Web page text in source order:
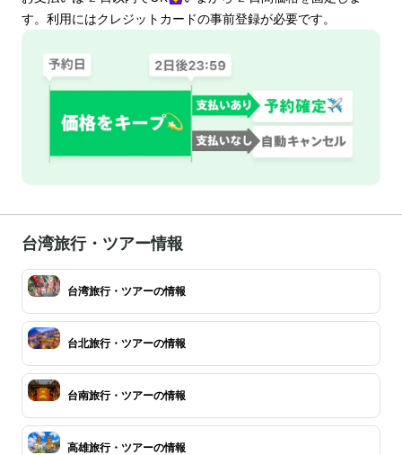
す。利用にはクレジットカードの事前登録が必要です。
台湾旅行・ツアー情報
台湾旅行・ツアーの情報
台北旅行・ツアーの情報
台南旅行・ツアーの情報
高雄旅行・ツアーの情報